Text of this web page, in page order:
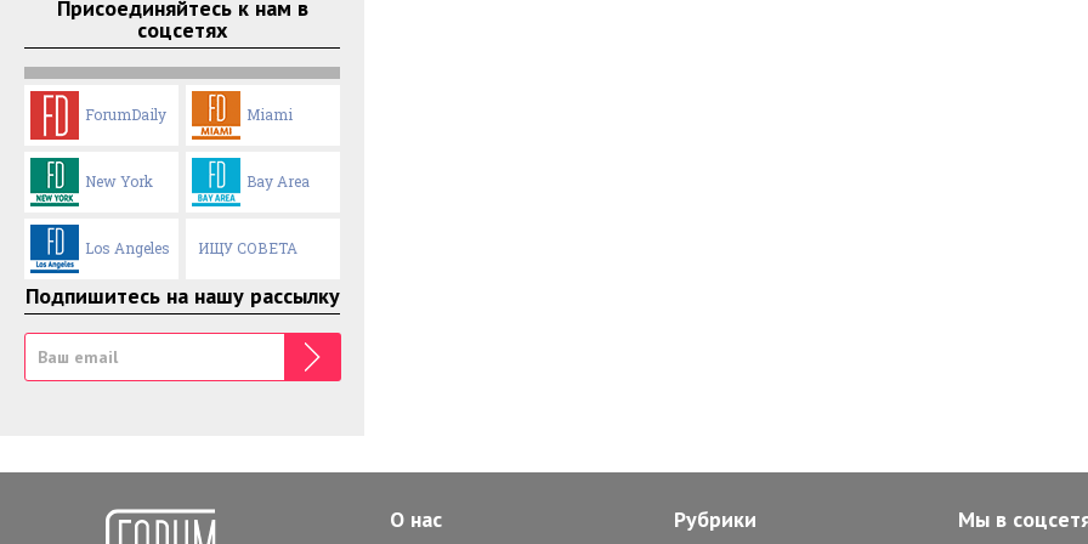
Присоединяйтесь к нам в
соцсетях
ForumDaily Miami
New York Bay Area
Los Angeles ИЩУ СОВЕТА
Подпишитесь на нашу рассылку
О нас Рубрики Мы в